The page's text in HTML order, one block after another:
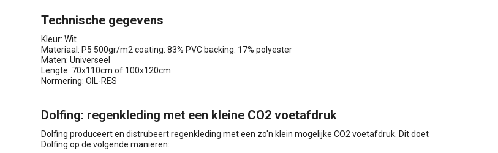
Technische gegevens
Kleur: Wit
Materiaal: P5 500gr/m2 coating: 83% PVC backing: 17% polyester
Maten: Universeel
Lengte: 70x110cm of 100x120cm
Normering: OIL-RES
Dolfing: regenkleding met een kleine CO2 voetafdruk
Dolfing produceert en distrubeert regenkleding met een zo'n klein mogelijke CO2 voetafdruk. Dit doet
Dolfing op de volgende manieren: